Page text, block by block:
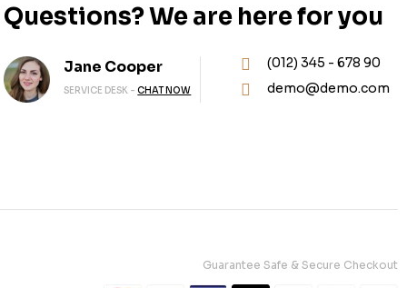
Questions? We are here for you
Jane Cooper
SERVICE DESK -CHAT NOW
(012) 345 - 678 90
demo@demo.com
Guarantee Safe & Secure Checkout